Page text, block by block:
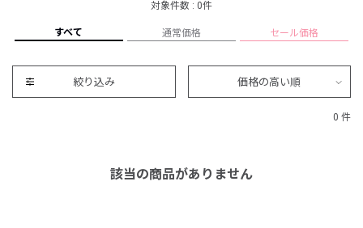
対象件数 : 0件
すべて 通常価格 セール価格
絞り込み 価格の高い順
0 件
該当の商品がありません